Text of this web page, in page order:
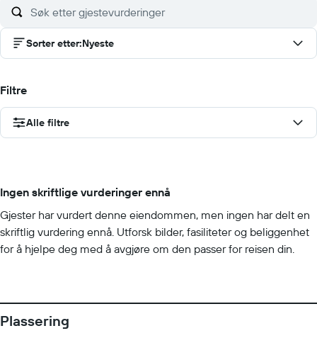
Sorter etter:Nyeste
Filtre
Alle filtre
Ingen skriftlige vurderinger ennå
Gjester har vurdert denne eiendommen, men ingen har delt en
skriftlig vurdering ennå. Utforsk bilder, fasiliteter og beliggenhet
for å hjelpe deg med å avgjøre om den passer for reisen din.
Plassering